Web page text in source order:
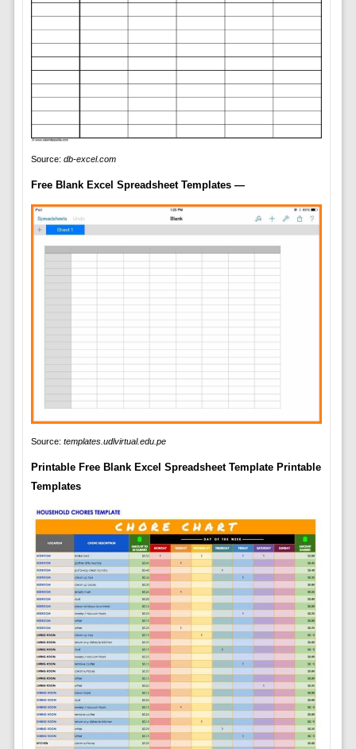
Source: db-excel.com
Free Blank Excel Spreadsheet Templates —
Source: templates.udlvirtual.edu.pe
Printable Free Blank Excel Spreadsheet Template Printable
Templates